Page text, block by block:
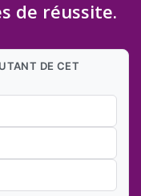
de réussite.
DE CET